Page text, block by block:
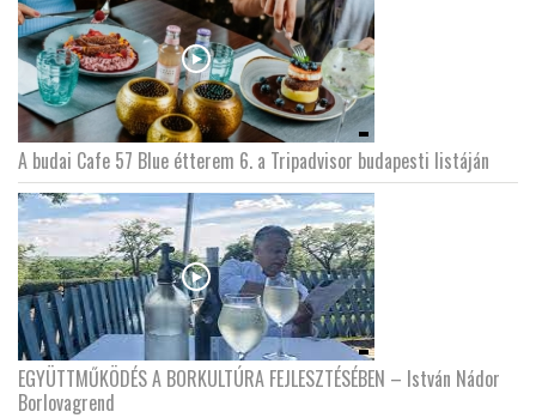
A budai Cafe 57 Blue étterem 6. a Tripadvisor budapesti listáján
EGYÜTTMŰKÖDÉS A BORKULTÚRA FEJLESZTÉSÉBEN – István Nádor
Borlovagrend